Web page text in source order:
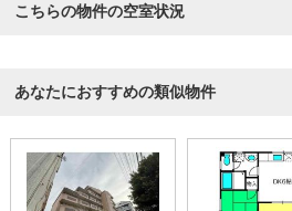
こちらの物件の空室状況
あなたにおすすめの類似物件